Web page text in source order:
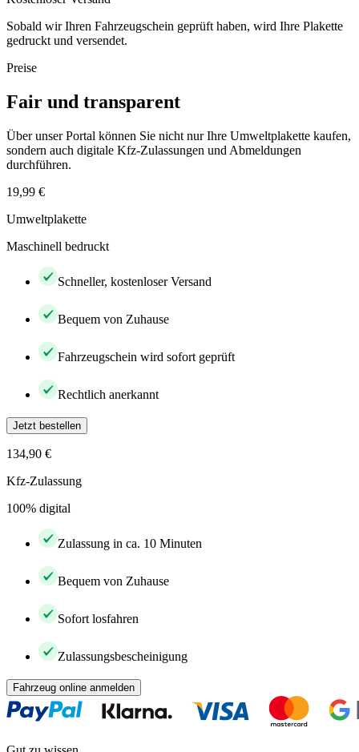
Sobald wir Ihren Fahrzeugschein geprüft haben, wird Ihre Plakette
gedruckt und versendet.
Preise
Fair und transparent
Über unser Portal können Sie nicht nur Ihre Umweltplakette kaufen,
sondern auch digitale Kfz-Zulassungen und Abmeldungen
durchführen.
19,99 €
Umweltplakette
Maschinell bedruckt
Schneller, kostenloser Versand
Bequem von Zuhause
Fahrzeugschein wird sofort geprüft
Rechtlich anerkannt
Jetzt bestellen
134,90 €
Kfz-Zulassung
100% digital
Zulassung in ca. 10 Minuten
Bequem von Zuhause
Sofort losfahren
Zulassungsbescheinigung
Fahrzeug online anmelden